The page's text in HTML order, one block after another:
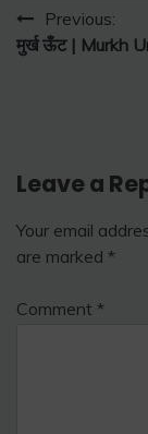
PostPrevious:
मुर्ख ऊँट | Murkh
Leave a
Your email
are marked *
Comment *